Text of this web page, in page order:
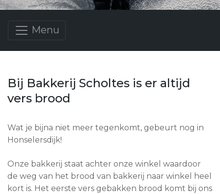
Menu
Bij Bakkerij Scholtes is er altijd
vers brood
Wat je bijna niet meer tegenkomt, gebeurt nog in
Honselersdijk!
Onze bakkerij staat achter onze winkel waardoor
de weg van het brood van bakkerij naar winkel heel
kort is. Het eerste vers gebakken brood komt bij ons